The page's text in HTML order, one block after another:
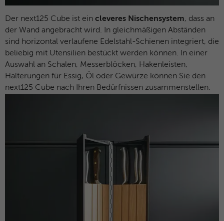
Der next125 Cube ist ein cleveres Nischensystem, dass an
der Wand angebracht wird. In gleichmäßigen Abständen
sind horizontal verlaufene Edelstahl-Schienen integriert, die
beliebig mit Utensilien bestückt werden können. In einer
Auswahl an Schalen, Messerblöcken, Hakenleisten,
Halterungen für Essig, Öl oder Gewürze können Sie den
next125 Cube nach Ihren Bedürfnissen zusammenstellen.